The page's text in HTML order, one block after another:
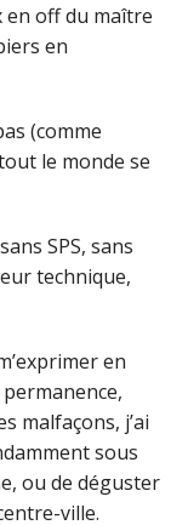
en off du maître
en
(comme
le monde se
SPS, sans
technique,
en
malfaçons, j’ai
sous
ou de déguster
ville.